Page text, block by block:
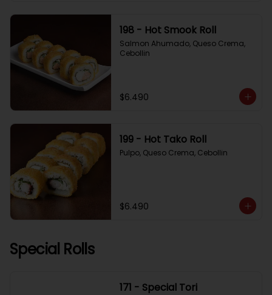
198 - Hot Smook Roll
Salmon Ahumado, Queso Crema,
Cebollin
$6.490
199 - Hot Tako Roll
Pulpo, Queso Crema, Cebollin
$6.490
Special Rolls
171 - Special Tori